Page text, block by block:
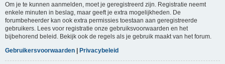
Om je te kunnen aanmelden, moet je geregistreerd zijn. Registratie neemt
enkele minuten in beslag, maar geeft je extra mogelijkheden. De
forumbeheerder kan ook extra permissies toestaan aan geregistreerde
gebruikers. Lees voor registratie onze gebruiksvoorwaarden en het
bijbehorend beleid. Bekijk ook de regels als je gebruik maakt van het forum.
Gebruikersvoorwaarden | Privacybeleid